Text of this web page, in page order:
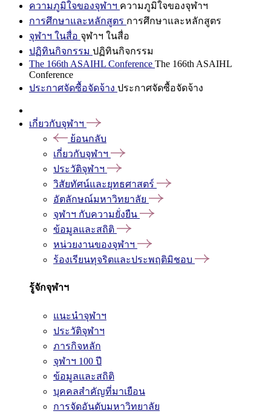
ความภูมิใจของจุฬาฯ ความภูมิใจของจุฬาฯ
การศึกษาและหลักสูตร การศึกษาและหลักสูตร
จุฬาฯ ในสื่อ จุฬาฯ ในสื่อ
ปฏิทินกิจกรรม ปฏิทินกิจกรรม
The 166th ASAIHL Conference The 166th ASAIHL
Conference
ประกาศจัดซื้อจัดจ้าง ประกาศจัดซื้อจัดจ้าง
เกี่ยวกับจุฬาฯ
ย้อนกลับ
เกี่ยวกับจุฬาฯ
ประวัติจุฬาฯ
วิสัยทัศน์และยุทธศาสตร์
อัตลักษณ์มหาวิทยาลัย
จุฬาฯ กับความยั่งยืน
ข้อมูลและสถิติ
หน่วยงานของจุฬาฯ
ร้องเรียนทุจริตและประพฤติมิชอบ
รู้จักจุฬาฯ
แนะนำจุฬาฯ
ประวัติจุฬาฯ
ภารกิจหลัก
จุฬาฯ 100 ปี
ข้อมูลและสถิติ
บุคคลสำคัญที่มาเยือน
การจัดอันดับมหาวิทยาลัย